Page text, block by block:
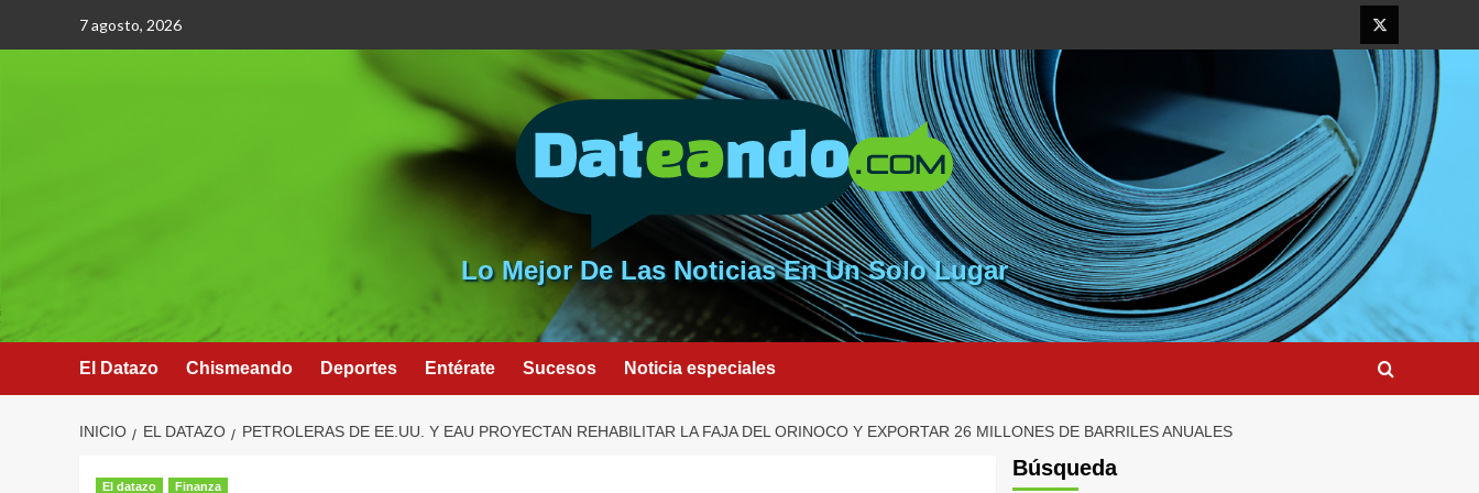
7 agosto, 2026
Elemento
del
menú
Lo Mejor De Las Noticias En Un Solo Lugar
El Datazo Chismeando Deportes Entérate Sucesos Noticia especiales
INICIO EL DATAZO PETROLERAS DE EE.UU. Y EAU PROYECTAN REHABILITAR LA FAJA DEL ORINOCO Y EXPORTAR 26 MILLONES DE BARRILES ANUALES
El datazo Finanza
Búsqueda